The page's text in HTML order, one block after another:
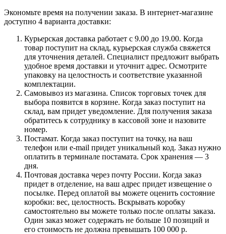
Экономьте время на получении заказа. В интернет-магазине
доступно 4 варианта доставки:
Курьерская доставка работает с 9.00 до 19.00. Когда
товар поступит на склад, курьерская служба свяжется
для уточнения деталей. Специалист предложит выбрать
удобное время доставки и уточнит адрес. Осмотрите
упаковку на целостность и соответствие указанной
комплектации.
Самовывоз из магазина. Список торговых точек для
выбора появится в корзине. Когда заказ поступит на
склад, вам придет уведомление. Для получения заказа
обратитесь к сотруднику в кассовой зоне и назовите
номер.
Постамат. Когда заказ поступит на точку, на ваш
телефон или e-mail придет уникальный код. Заказ нужно
оплатить в терминале постамата. Срок хранения — 3
дня.
Почтовая доставка через почту России. Когда заказ
придет в отделение, на ваш адрес придет извещение о
посылке. Перед оплатой вы можете оценить состояние
коробки: вес, целостность. Вскрывать коробку
самостоятельно вы можете только после оплаты заказа.
Один заказ может содержать не больше 10 позиций и
его стоимость не должна превышать 100 000 р.